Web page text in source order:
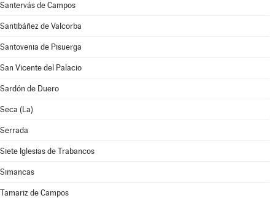
Santervás de Campos
Santibáñez de Valcorba
Santovenia de Pisuerga
San Vicente del Palacio
Sardón de Duero
Seca (La)
Serrada
Siete Iglesias de Trabancos
Simancas
Tamariz de Campos